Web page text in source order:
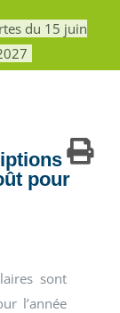
du 15 juin
pour
sont
l’année